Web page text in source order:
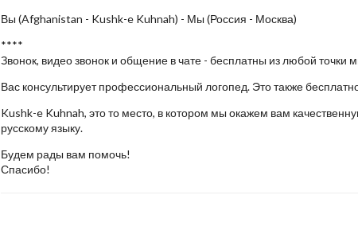
Вы (Afghanistan - Kushk-e Kuhnah) - Мы (Россия - Москва)
****
Звонок, видео звонок и общение в чате - бесплатны из любой точки
Вас консультирует профессиональный логопед. Это также
Kushk-e Kuhnah, это то место, в котором мы окажем вам
русскому языку.
Будем рады вам помочь!
Спасибо!